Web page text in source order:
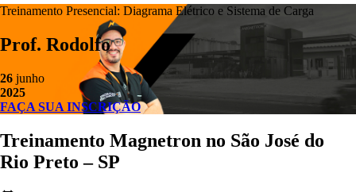
Treinamento Presencial: Diagrama Elétrico e Sistema de Carga
Prof. Rodolfo
26 junho
2025
FAÇA SUA INSCRIÇÃO
Treinamento Magnetron no São José do
Rio Preto – SP